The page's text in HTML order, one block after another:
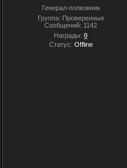
Генерал-полковник
Группа: Проверенные
Сообщений: 1142
Награды: 0
Статус: Offline